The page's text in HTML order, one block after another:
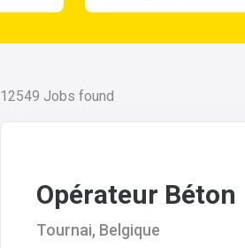
12549 Jobs found
Opérateur Béton
Tournai, Belgique